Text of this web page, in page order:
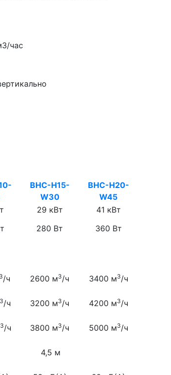
час
BHC-H15-
W30
BHC-H20-
W45
29 кВт
41 кВт
280 Вт
360 Вт
3/ч 2600 м3/ч 3400 м3/ч
3/ч 3200 м3/ч 4200 м3/ч
3/ч 3800 м3/ч 5000 м3/ч
4,5 м